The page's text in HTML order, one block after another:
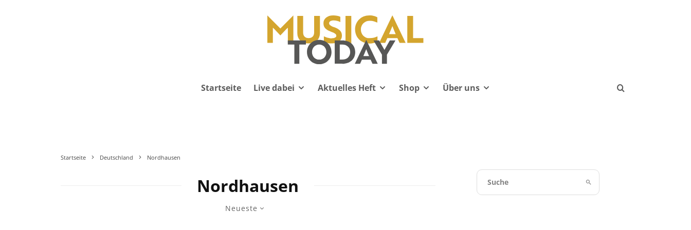
Startseite Live dabei Aktuelles Heft Shop Über uns
Startseite Deutschland Nordhausen
Nordhausen
Neueste